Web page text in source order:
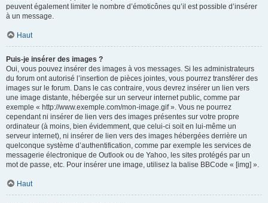
peuvent également limiter le nombre d’émoticônes qu’il est possible d’insérer
à un message.
Haut
Puis-je insérer des images ?
Oui, vous pouvez insérer des images à vos messages. Si les administrateurs
du forum ont autorisé l’insertion de pièces jointes, vous pourrez transférer des
images sur le forum. Dans le cas contraire, vous devrez insérer un lien vers
une image distante, hébergée sur un serveur internet public, comme par
exemple « http://www.exemple.com/mon-image.gif ». Vous ne pourrez
cependant ni insérer de lien vers des images présentes sur votre propre
ordinateur (à moins, bien évidemment, que celui-ci soit en lui-même un
serveur internet), ni insérer de lien vers des images hébergées derrière un
quelconque système d’authentification, comme par exemple les services de
messagerie électronique de Outlook ou de Yahoo, les sites protégés par un
mot de passe, etc. Pour insérer une image, utilisez la balise BBCode « [img] ».
Haut